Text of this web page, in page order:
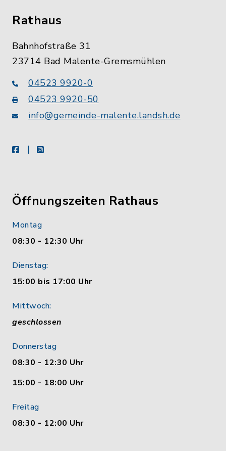
Rathaus
Bahnhofstraße 31
23714 Bad Malente-Gremsmühlen
04523 9920-0
04523 9920-50
info@gemeinde-malente.landsh.de
facebookinstagram
Öffnungszeiten Rathaus
Montag
08:30 - 12:30 Uhr
Dienstag:
15:00 bis 17:00 Uhr
Mittwoch:
geschlossen
Donnerstag
08:30 - 12:30 Uhr
15:00 - 18:00 Uhr
Freitag
08:30 - 12:00 Uhr